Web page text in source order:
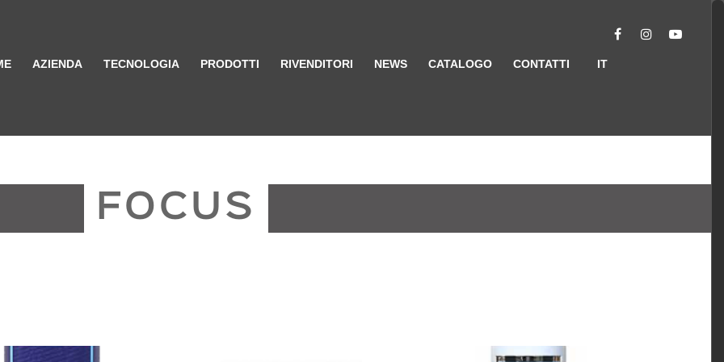
AZIENDA TECNOLOGIA PRODOTTI RIVENDITORI NEWS CATALOGO CONTATTI IT